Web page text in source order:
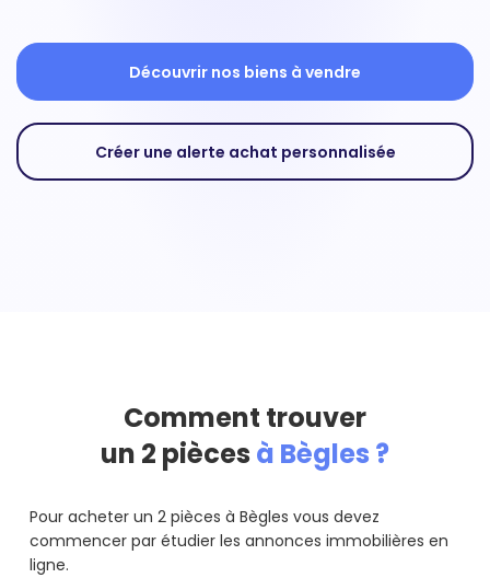
Découvrir nos biens à vendre
Créer une alerte achat personnalisée
Comment trouver
un 2 pièces à Bègles ?
Pour acheter un 2 pièces à Bègles vous devez
commencer par étudier les annonces immobilières en
ligne.